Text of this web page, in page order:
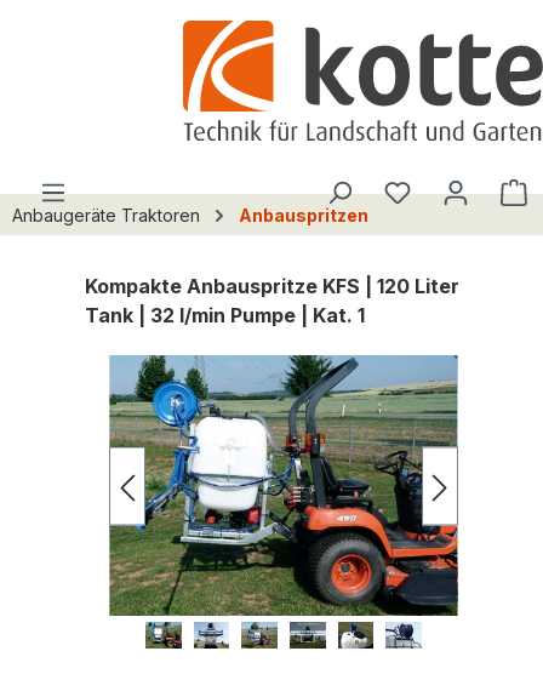
Du hast 0
Anbaugeräte Traktoren Anbauspritzen
Kompakte Anbauspritze KFS | 120 Liter
Tank | 32 l/min Pumpe | Kat. 1
Bildergalerie überspringen